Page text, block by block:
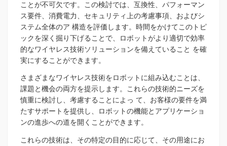
ことが不可欠です。この検討では、互換性、パフォーマン
ス要件、消費電力、セキュリティ上の考慮事項、およびシ
ステム全体のア 構造を評価します。時間をかけてこのトピ
ックを深く掘り下げることで、ロボットがより適切で効率
的なワイヤレス技術ソリューションを備えていること を確
実にすることができます。
さまざまなワイヤレス技術をロボットに組み込むことは、
課題と機会の両方を提示します。これらの技術的ニーズを
慎重に検討し、考慮することによっ て、お客様の要件を満
たすサポートを提供し、ロボットの機能とアプリケーショ
ンの進歩への道を開くことができます。
これらの技術は、その特定の目的に応じて、その用途にお